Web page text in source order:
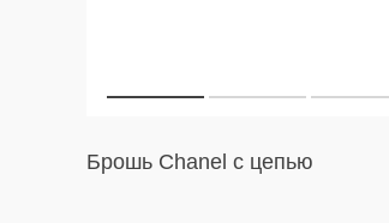
Брошь Chanel с цепью